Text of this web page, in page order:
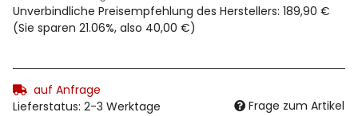
Unverbindliche Preisempfehlung des Herstellers: 189,90 €
(Sie sparen 21.06%, also 40,00 €)
auf Anfrage
Lieferstatus: 2-3 Werktage
Frage zum Artikel